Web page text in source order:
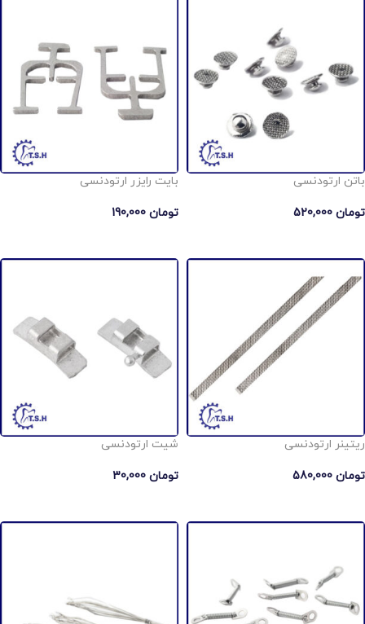
باتن ارتودنسی
تومان
بایت رایزر ارتودنسی
تومان
ریتینر ارتودنسی
تومان
شیت ارتودنسی
تومان